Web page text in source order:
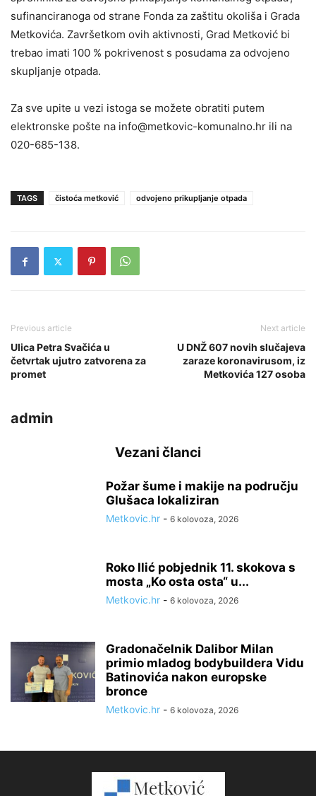
sufinanciranoga od strane Fonda za zaštitu okoliša i Grada
Metkovića. Završetkom ovih aktivnosti, Grad Metković bi
trebao imati 100 % pokrivenost s posudama za odvojeno
skupljanje otpada.
Za sve upite u vezi istoga se možete obratiti putem
elektronske pošte na info@metkovic-komunalno.hr ili na
020-685-138.
TAGS čistoća metković odvojeno prikupljanje otpada
Previous article
Ulica Petra Svačića u
četvrtak ujutro zatvorena za
promet
Next article
U DNŽ 607 novih slučajeva
zaraze koronavirusom, iz
Metkovića 127 osoba
admin
Vezani članci
Požar šume i makije na području
Glušaca lokaliziran
Metkovic.hr - 6 kolovoza, 2026
Roko Ilić pobjednik 11. skokova s
mosta „Ko osta osta“ u...
Metkovic.hr - 6 kolovoza, 2026
Gradonačelnik Dalibor Milan
primio mladog bodybuildera Vidu
Batinovića nakon europske
bronce
Metkovic.hr - 6 kolovoza, 2026